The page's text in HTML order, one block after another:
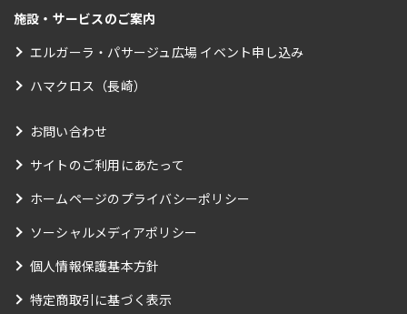
施設・サービスのご案内
エルガーラ・パサージュ広場 イベント申し込み
ハマクロス（長崎）
お問い合わせ
サイトのご利用にあたって
ホームページのプライバシーポリシー
ソーシャルメディアポリシー
個人情報保護基本方針
特定商取引に基づく表示